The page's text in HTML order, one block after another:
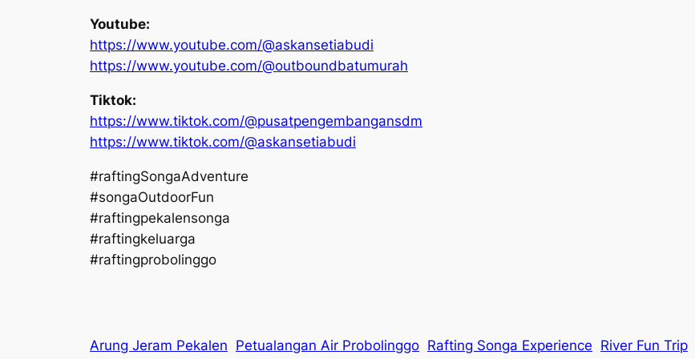
Youtube:
https://www.youtube.com/@askansetiabudi
https://www.youtube.com/@outboundbatumurah
Tiktok:
https://www.tiktok.com/@pusatpengembangansdm
https://www.tiktok.com/@askansetiabudi
#raftingSongaAdventure
#songaOutdoorFun
#raftingpekalensonga
#raftingkeluarga
#raftingprobolinggo
Arung Jeram Pekalen Petualangan Air Probolinggo Rafting Songa Experience River Fun Trip